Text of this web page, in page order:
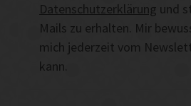
Datenschutzerklärung und
Mails zu erhalten. Mir
mich jederzeit vom
kann.